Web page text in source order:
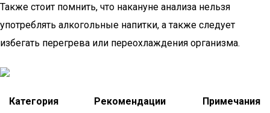
Также стоит помнить, что накануне анализа нельзя
употреблять алкогольные напитки, а также следует
избегать перегрева или переохлаждения организма.
Категория Рекомендации Примечания